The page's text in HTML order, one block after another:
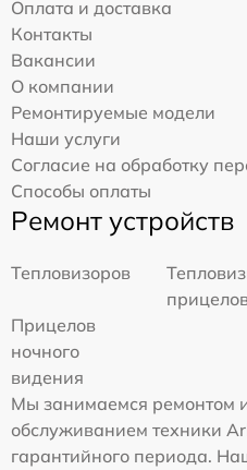
Оплата и доставка
Контакты
Вакансии
О компании
Ремонтируемые модели
Наши услуги
Согласие на обработку
Способы оплаты
Ремонт устройств
Тепловизоров
Прицелов
ночного
видения
Мы занимаемся ремонтом
обслуживанием техники
гарантийного периода.